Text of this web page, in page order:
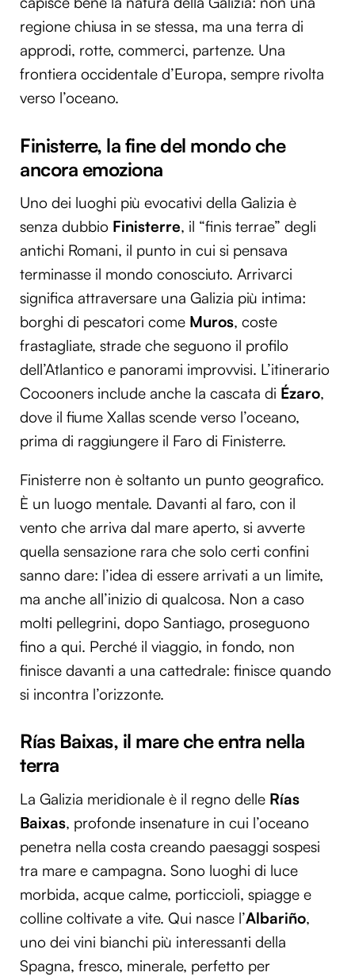
regione chiusa in se stessa, ma una terra di
approdi, rotte, commerci, partenze. Una
frontiera occidentale d’Europa, sempre rivolta
verso l’oceano.
Finisterre, la fine del mondo che
ancora emoziona
Uno dei luoghi più evocativi della Galizia è
senza dubbio Finisterre, il “finis terrae” degli
antichi Romani, il punto in cui si pensava
terminasse il mondo conosciuto. Arrivarci
significa attraversare una Galizia più intima:
borghi di pescatori come Muros, coste
frastagliate, strade che seguono il profilo
dell’Atlantico e panorami improvvisi. L’itinerario
Cocooners include anche la cascata di Ézaro,
dove il fiume Xallas scende verso l’oceano,
prima di raggiungere il Faro di Finisterre.
Finisterre non è soltanto un punto geografico.
È un luogo mentale. Davanti al faro, con il
vento che arriva dal mare aperto, si avverte
quella sensazione rara che solo certi confini
sanno dare: l’idea di essere arrivati a un limite,
ma anche all’inizio di qualcosa. Non a caso
molti pellegrini, dopo Santiago, proseguono
fino a qui. Perché il viaggio, in fondo, non
finisce davanti a una cattedrale: finisce quando
si incontra l’orizzonte.
Rías Baixas, il mare che entra nella
terra
La Galizia meridionale è il regno delle Rías
Baixas, profonde insenature in cui l’oceano
penetra nella costa creando paesaggi sospesi
tra mare e campagna. Sono luoghi di luce
morbida, acque calme, porticcioli, spiagge e
colline coltivate a vite. Qui nasce l’Albariño,
uno dei vini bianchi più interessanti della
Spagna, fresco, minerale, perfetto per